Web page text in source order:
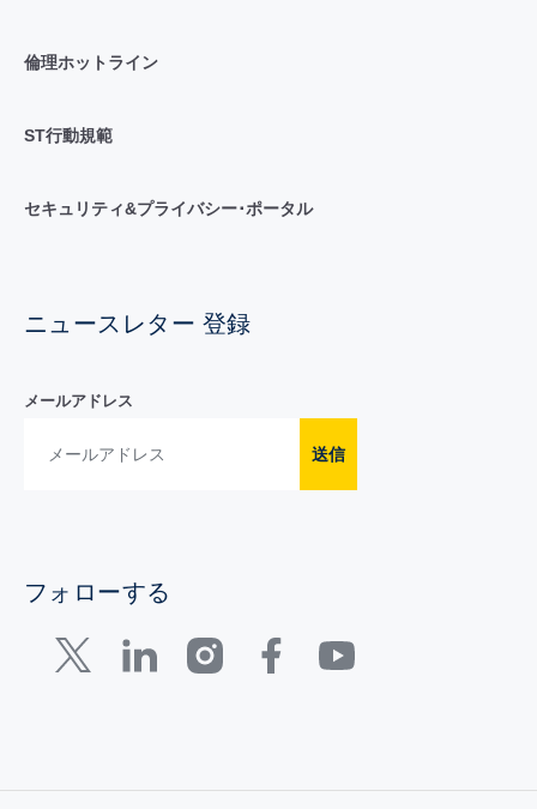
倫理ホットライン
ST行動規範
セキュリティ&プライバシー･ポータル
ニュースレター 登録
メールアドレス
送信
フォローする